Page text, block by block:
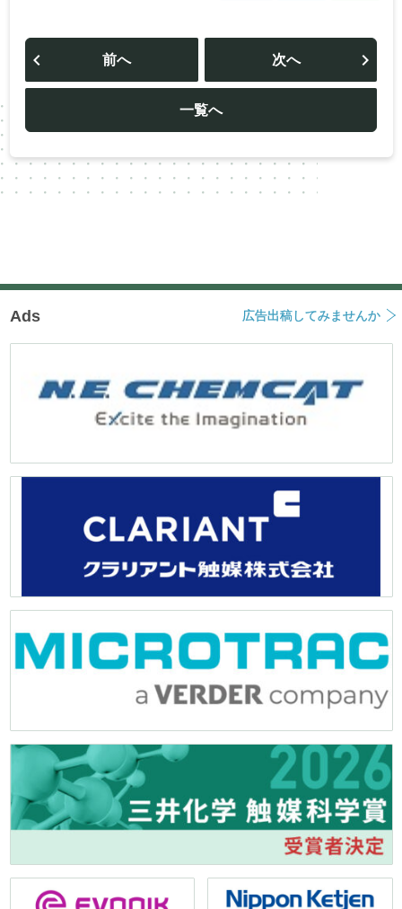
投
ビ
ー
シ
ョ
前へ
一覧へ
次へ
Ads 広告出稿してみませんか